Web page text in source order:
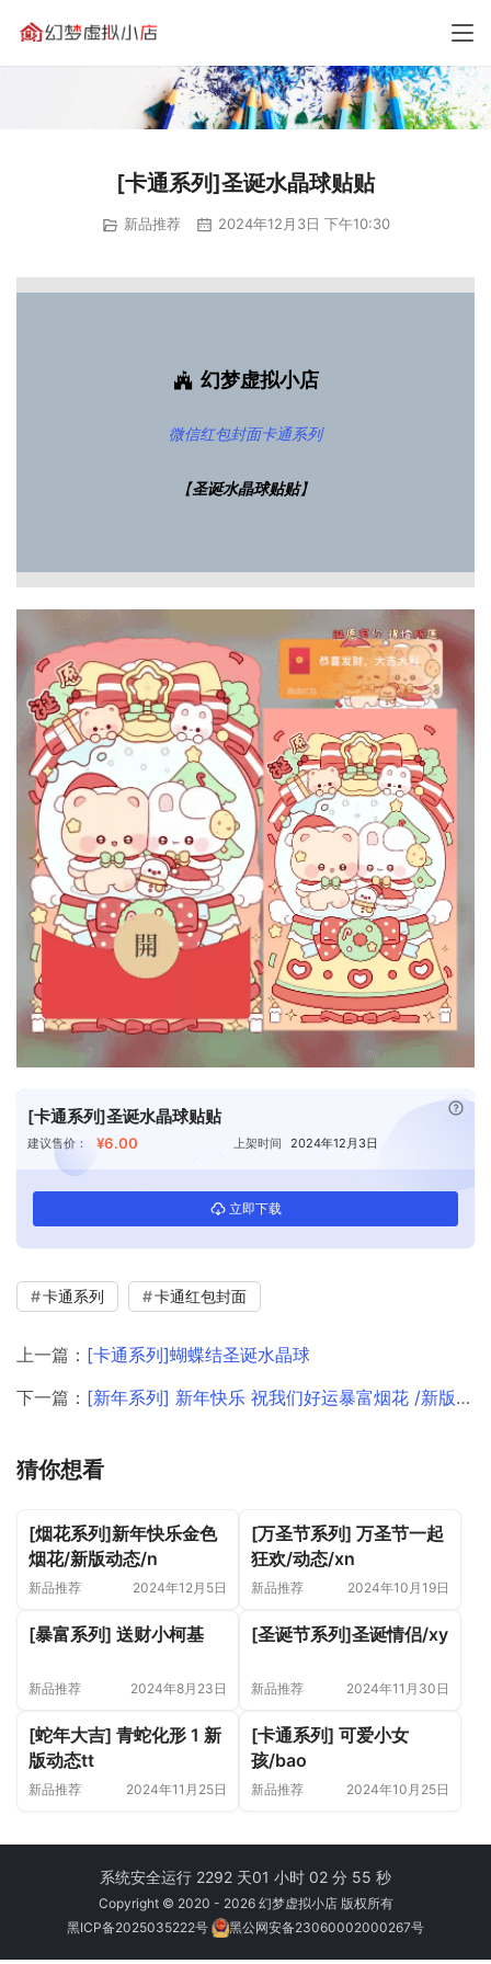
[卡通系列]圣诞水晶球贴贴
新品推荐 2024年12月3日 下午10:30
幻梦虚拟小店
微信红包封面卡通系列
【圣诞水晶球贴贴】
[卡通系列]圣诞水晶球贴贴
建议售价： ¥6.00 上架时间 2024年12月3日
立即下载
已
卡通系列 卡通红包封面
上一篇： [卡通系列]蝴蝶结圣诞水晶球
下一篇： [新年系列] 新年快乐 祝我们好运暴富烟花 /新版动态bz
猜你想看
[烟花系列]新年快乐金色
烟花/新版动态/n
新品推荐 2024年12月5日
[万圣节系列] 万圣节一起
狂欢/动态/xn
新品推荐 2024年10月19日
[暴富系列] 送财小柯基
新品推荐 2024年8月23日
[圣诞节系列]圣诞情侣/xy
新品推荐 2024年11月30日
[蛇年大吉] 青蛇化形 1 新
版动态tt
新品推荐 2024年11月25日
[卡通系列] 可爱小女
孩/bao
新品推荐 2024年10月25日
系统安全运行 2292 天01 小时 02 分 56 秒
Copyright © 2020 - 2026 幻梦虚拟小店 版权所有
黑ICP备2025035222号
黑公网安备23060002000267号